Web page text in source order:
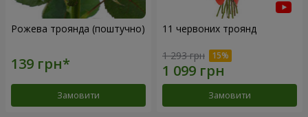
Рожева троянда (поштучно)
Замовити
11 червоних троянд
1 293 грн
Замовити